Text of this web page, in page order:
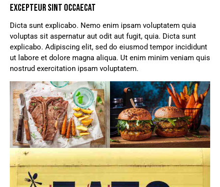
EXCEPTEUR SINT OCCAECAT
Dicta sunt explicabo. Nemo enim ipsam voluptatem quia
voluptas sit aspernatur aut odit aut fugit, quia. Dicta sunt
explicabo. Adipiscing elit, sed do eiusmod tempor incididunt
ut labore et dolore magna aliqua. Ut enim minim veniam quis
nostrud exercitation ipsam voluptatem.